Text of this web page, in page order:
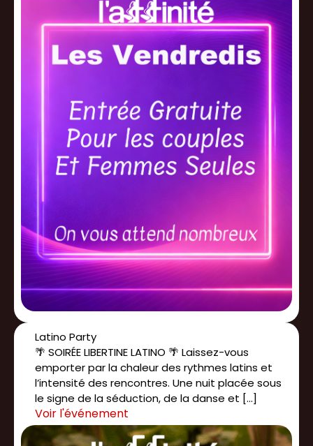
Latino Party
🌴 SOIRÉE LIBERTINE LATINO 🌴 Laissez-vous
emporter par la chaleur des rythmes latins et
l’intensité des rencontres. Une nuit placée sous
le signe de la séduction, de la danse et […]